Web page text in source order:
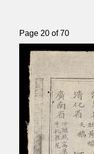
Page 20 of 70